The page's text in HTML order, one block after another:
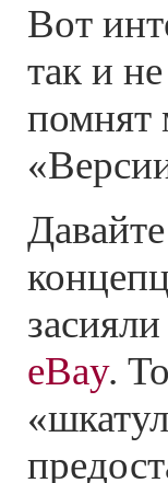
Вот
так и
помнят
eBay.